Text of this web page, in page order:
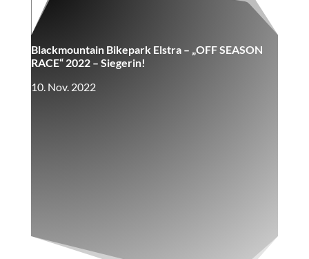
Blackmountain Bikepark Elstra – „OFF SEASON
RACE“ 2022 – Siegerin!
10. Nov. 2022